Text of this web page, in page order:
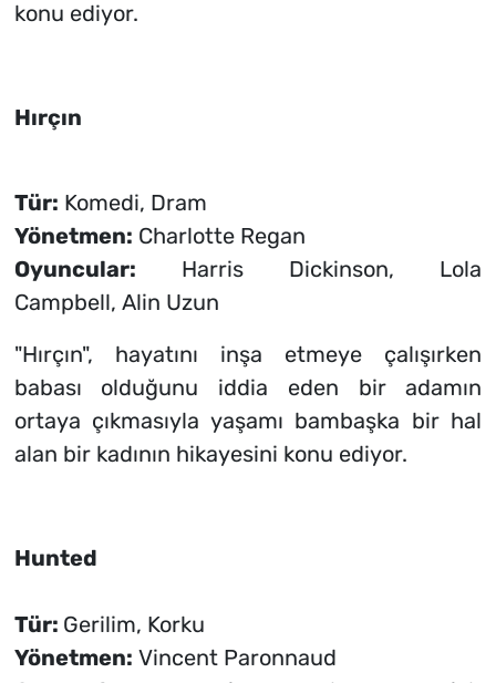
konu ediyor.
Hırçın
Tür: Komedi, Dram
Yönetmen: Charlotte Regan
Oyuncular: Harris Dickinson, Lola
Campbell, Alin Uzun
"Hırçın", hayatını inşa etmeye çalışırken
babası olduğunu iddia eden bir adamın
ortaya çıkmasıyla yaşamı bambaşka bir hal
alan bir kadının hikayesini konu ediyor.
Hunted
Tür: Gerilim, Korku
Yönetmen: Vincent Paronnaud